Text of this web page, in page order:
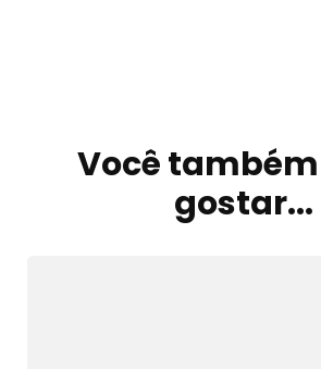
Você
gostar...